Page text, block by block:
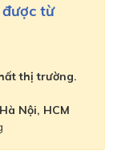
từ
thị trường.
Hà Nội, HCM